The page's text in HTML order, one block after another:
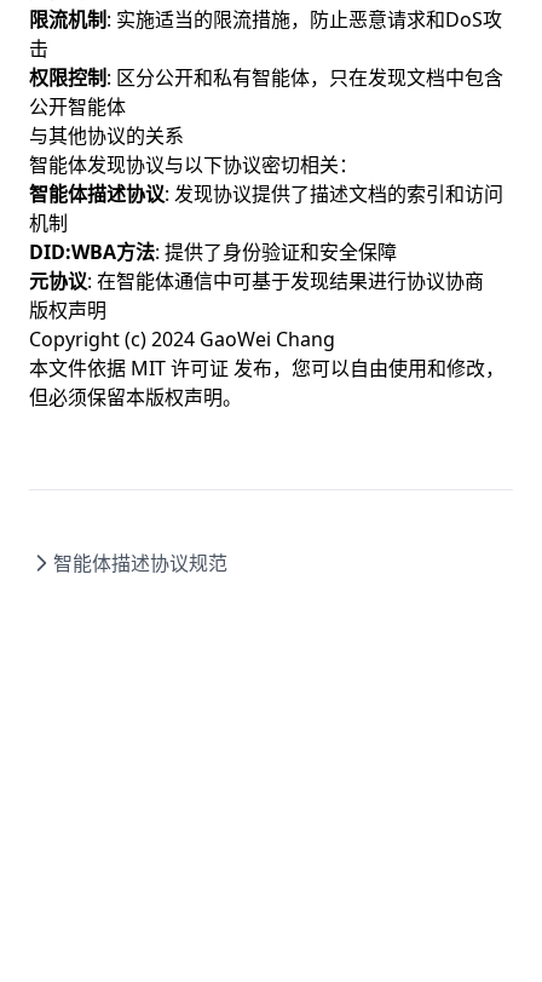
限流机制: 实施适当的限流措施，防止恶意请求和DoS攻
击
权限控制: 区分公开和私有智能体，只在发现文档中包含
公开智能体
与其他协议的关系
智能体发现协议与以下协议密切相关：
智能体描述协议: 发现协议提供了描述文档的索引和访问
机制
DID:WBA方法: 提供了身份验证和安全保障
元协议: 在智能体通信中可基于发现结果进行协议协商
版权声明
Copyright (c) 2024 GaoWei Chang
本文件依据 MIT 许可证 发布，您可以自由使用和修改，
但必须保留本版权声明。
智能体描述协议规范